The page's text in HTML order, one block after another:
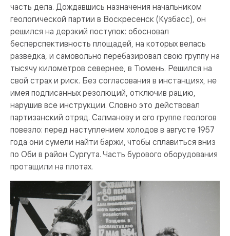
часть дела. Дождавшись назначения начальником
геологической партии в Воскресенск (Кузбасс), он
решился на дерзкий поступок: обосновал
бесперспективность площадей, на которых велась
разведка, и самовольно перебазировал свою группу на
тысячу километров севернее, в Тюмень. Решился на
свой страх и риск. Без согласования в инстанциях, не
имея подписанных резолюций, отключив рацию,
нарушив все инструкции. Словно это действовал
партизанский отряд. Салманову и его группе геологов
повезло: перед наступлением холодов в августе 1957
года они сумели найти баржи, чтобы сплавиться вниз
по Оби в район Сургута. Часть бурового оборудования
протащили на плотах.